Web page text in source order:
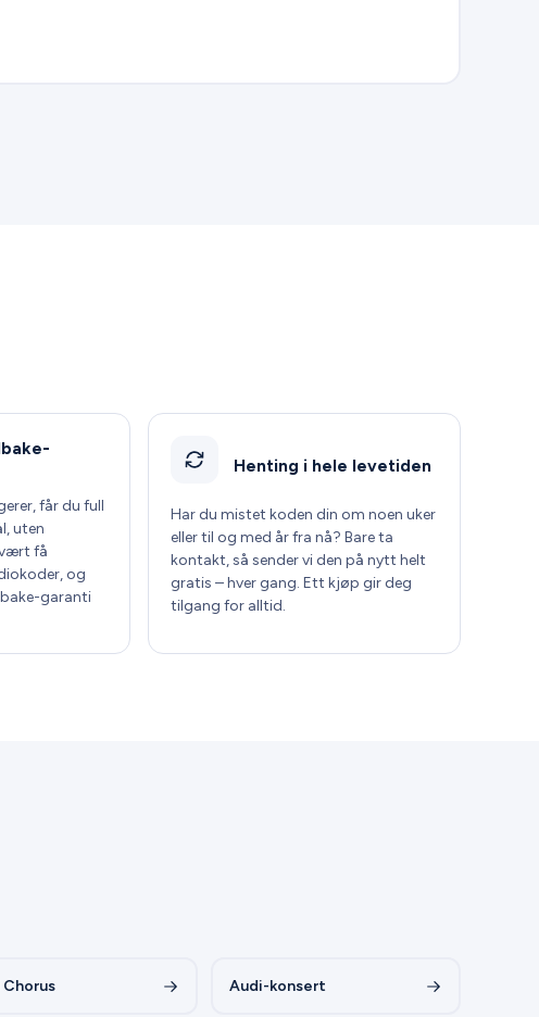
får du full
uten
få
og
garanti
Henting i hele levetiden
Har du mistet koden din om noen uker
eller til og med år fra nå? Bare ta
kontakt, så sender vi den på nytt helt
gratis – hver gang. Ett kjøp gir deg
tilgang for alltid.
Audi-konsert